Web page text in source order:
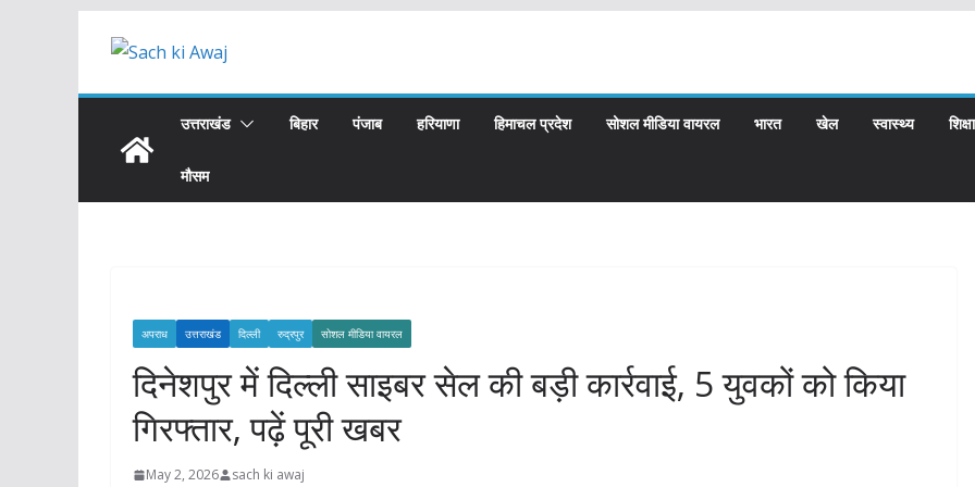
उत्तराखंड बिहार पंजाब हरियाणा हिमाचल प्रदेश सोशल मीडिया वायरल भारत खेल स्वास्थ्य शिक्षा
मौसम
अपराध उत्तराखंड दिल्ली रुद्रपुर सोशल मीडिया वायरल
दिनेशपुर में दिल्ली साइबर सेल की बड़ी कार्रवाई, 5 युवकों को किया
गिरफ्तार, पढ़ें पूरी खबर
May 2, 2026 sach ki awaj